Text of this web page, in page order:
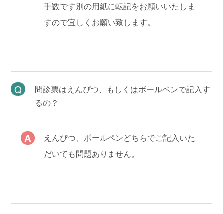
手数です別の用紙に転記をお願いいたしま
すので宜しくお願い致します。
問診票はえんぴつ、もしくはボールペンで記入す
るの？
えんぴつ、ボールペンどちらでご記入いた
だいても問題ありません。